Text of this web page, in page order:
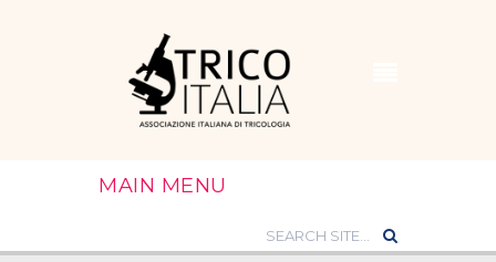
MAIN MENU